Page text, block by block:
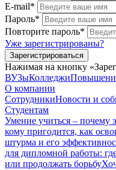
E-mail*
Пароль*
Повторите пароль*
Уже зарегистрированы?
Зарегистрироваться
Нажимая на кнопку
ВУЗыКолледжи
О компании
СотрудникиНовости и
Студентам
Умение учиться – почему
кому пригодится, как
штурма и его
для дипломной работы:
или продолжать борьбу